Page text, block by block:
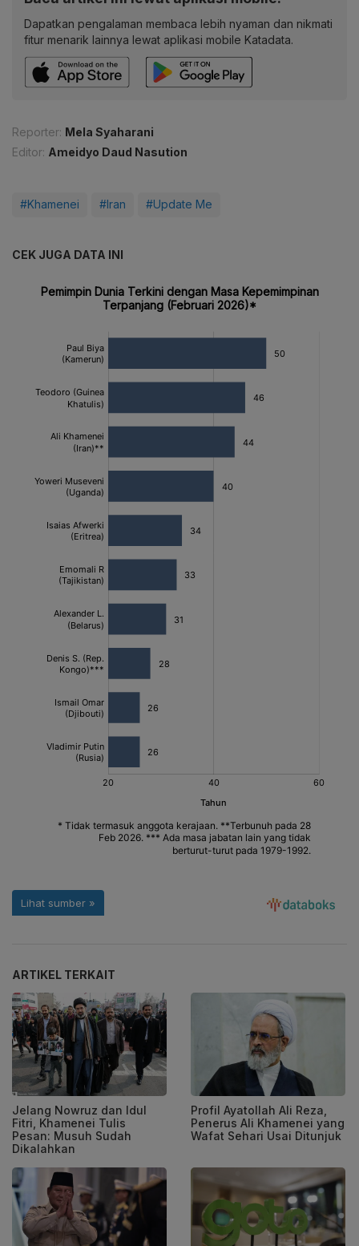
Dapatkan pengalaman membaca lebih nyaman dan nikmati
fitur menarik lainnya lewat aplikasi mobile Katadata.
Reporter: Mela Syaharani
Editor: Ameidyo Daud Nasution
#Khamenei #Iran #Update Me
CEK JUGA DATA INI
ARTIKEL TERKAIT
Jelang Nowruz dan Idul
Fitri, Khamenei Tulis
Pesan: Musuh Sudah
Dikalahkan
Profil Ayatollah Ali Reza,
Penerus Ali Khamenei yang
Wafat Sehari Usai Ditunjuk